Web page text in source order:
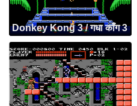
Donkey Kong 3 / गधा काँग 3